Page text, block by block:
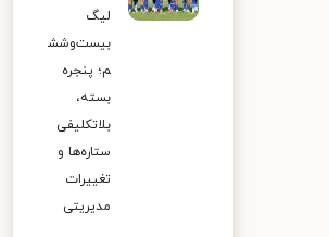
لیگ
بیست‌وشش
م؛ پنجره
بسته،
بلاتکلیفی
ستاره‌ها و
تغییرات
مدیریتی